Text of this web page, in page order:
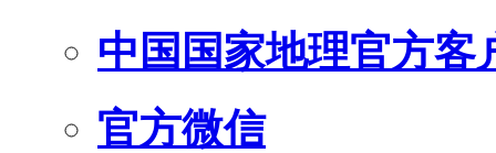
中国国家地理官方客
官方微信